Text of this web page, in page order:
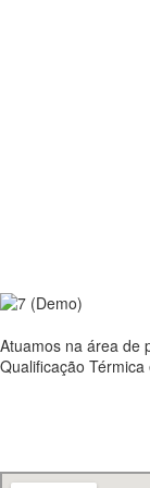
Atuamos na área de
Qualificação